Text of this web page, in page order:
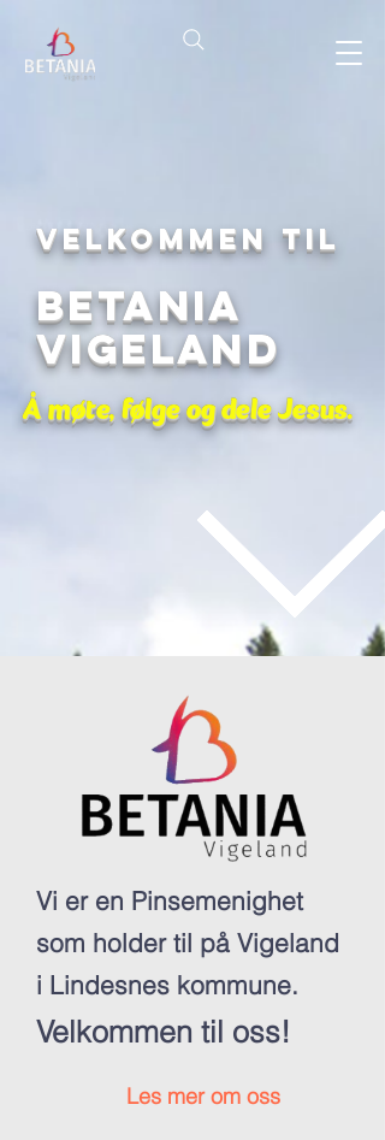
Velkommen til
Betania
Vigeland
Å møte, følge og dele Jesus.
Vi er en Pinsemenighet
som holder til på Vigeland
i Lindesnes kommune.
Velkommen til oss!
Les mer om oss